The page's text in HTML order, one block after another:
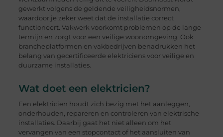
gewerkt volgens de geldende veiligheidsnormen,
waardoor je zeker weet dat de installatie correct
functioneert. Vakwerk voorkomt problemen op de lange
termijn en zorgt voor een veilige woonomgeving. Ook
brancheplatformen en vakbedrijven benadrukken het
belang van gecertificeerde elektriciens voor veilige en
duurzame installaties.
Wat doet een elektricien?
Een elektricien houdt zich bezig met het aanleggen,
onderhouden, repareren en controleren van elektrische
installaties. Daarbij gaat het niet alleen om het
vervangen van een stopcontact of het aansluiten van